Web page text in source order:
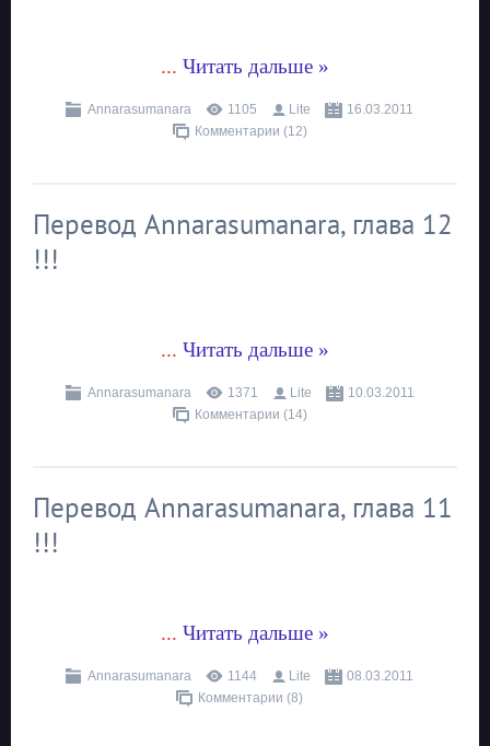
... Читать дальше »
Annarasumanara 1105 Lite
16.03.2011
Комментарии (12)
Перевод Annarasumanara, глава 12
!!!
... Читать дальше »
Annarasumanara 1371 Lite
10.03.2011
Комментарии (14)
Перевод Annarasumanara, глава 11
!!!
... Читать дальше »
Annarasumanara 1144 Lite
08.03.2011
Комментарии (8)